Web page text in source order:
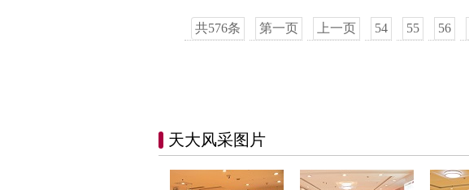
共576条 第一页 上一页 54 55 56
天大风采图片